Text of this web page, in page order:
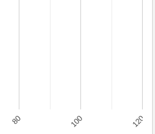
80 100 120